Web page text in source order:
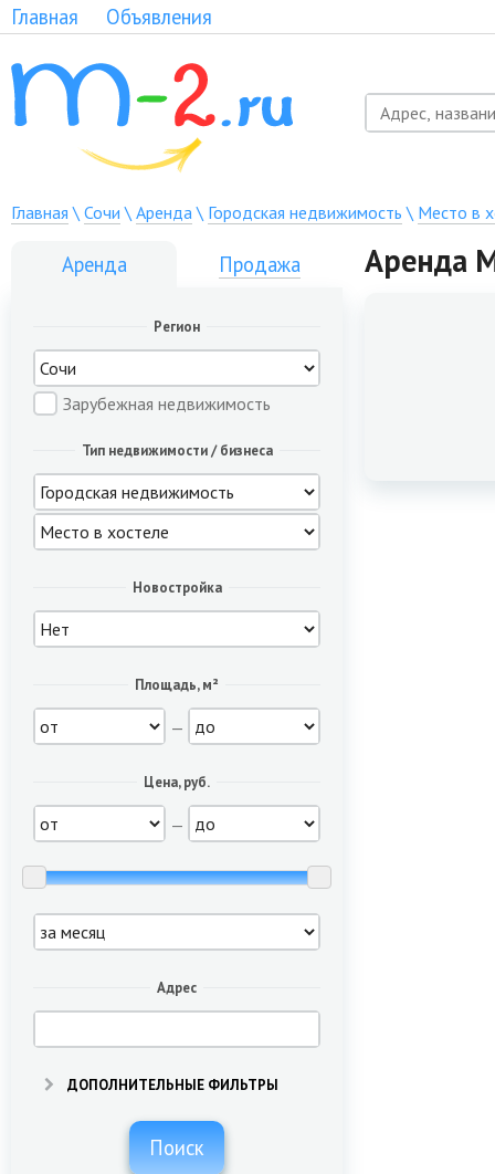
Главная Объявления
Главная \ Сочи \ Аренда\ Городская недвижимость \ Место в
Аренда Продажа
Регион
Зарубежная недвижимость
Тип недвижимости / бизнеса
Новостройка
Площадь, м²
—
Цена, руб.
—
Адрес
ДОПОЛНИТЕЛЬНЫЕ ФИЛЬТРЫ
Поиск
Аренда